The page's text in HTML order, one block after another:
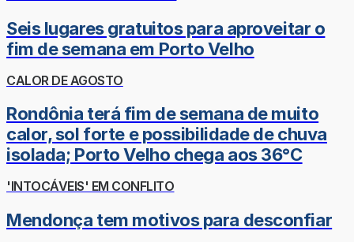
Seis lugares gratuitos para aproveitar o
fim de semana em Porto Velho
CALOR DE AGOSTO
Rondônia terá fim de semana de muito
calor, sol forte e possibilidade de chuva
isolada; Porto Velho chega aos 36°C
'INTOCÁVEIS' EM CONFLITO
Mendonça tem motivos para desconfiar